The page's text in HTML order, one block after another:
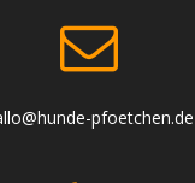
pfoetchen.de